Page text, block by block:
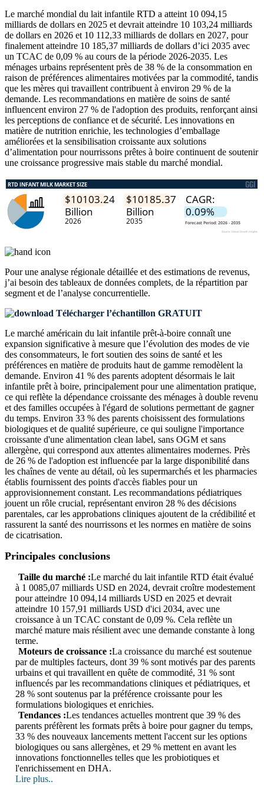
Le marché mondial du lait infantile RTD a atteint 10 094,15
milliards de dollars en 2025 et devrait atteindre 10 103,24 milliards
de dollars en 2026 et 10 112,33 milliards de dollars en 2027, pour
finalement atteindre 10 185,37 milliards de dollars d’ici 2035 avec
un TCAC de 0,09 % au cours de la période 2026-2035. Les
ménages urbains représentent près de 38 % de la consommation en
raison de préférences alimentaires motivées par la commodité, tandis
que les mères qui travaillent contribuent à environ 29 % de la
demande. Les recommandations en matière de soins de santé
influencent environ 27 % de l'adoption des produits, renforçant ainsi
les perceptions de confiance et de sécurité. Les innovations en
matière de nutrition enrichie, les technologies d’emballage
améliorées et la sensibilisation croissante aux solutions
d’alimentation pour nourrissons prêtes à boire continuent de soutenir
une croissance progressive mais stable du marché mondial.
Pour une analyse régionale détaillée et des estimations de revenus,
j’ai besoin des tableaux de données complets, de la répartition par
segment et de l’analyse concurrentielle.
Télécharger l’échantillon GRATUIT
Le marché américain du lait infantile prêt-à-boire connaît une
expansion significative à mesure que l’évolution des modes de vie
des consommateurs, le fort soutien des soins de santé et les
préférences en matière de produits haut de gamme remodèlent la
demande. Environ 41 % des parents adoptent désormais le lait
infantile prêt à boire, principalement pour une alimentation pratique,
ce qui reflète la dépendance croissante des ménages à double revenu
et des familles occupées à l'égard de solutions permettant de gagner
du temps. Environ 33 % des parents choisissent des formulations
biologiques et de qualité supérieure, ce qui souligne l'importance
croissante d'une alimentation clean label, sans OGM et sans
allergène, qui correspond aux attentes alimentaires modernes. Près
de 26 % de l'adoption est influencée par la large disponibilité dans
les chaînes de vente au détail, où les supermarchés et les pharmacies
établis fournissent des points d'accès fiables pour un
approvisionnement constant. Les recommandations pédiatriques
jouent un rôle crucial, représentant environ 28 % des décisions
parentales, car les approbations cliniques ajoutent de la crédibilité et
rassurent la santé des nourrissons et les normes en matière de soins
de cicatrisation.
Principales conclusions
Taille du marché :Le marché du lait infantile RTD était évalué
à 1 0085,07 milliards USD en 2024, devrait croître modestement
pour atteindre 10 094,14 milliards USD en 2025 et devrait
atteindre 10 157,91 milliards USD d'ici 2034, avec une
croissance à un TCAC constant de 0,09 %. Cela reflète un
marché mature mais résilient avec une demande constante à long
terme.
Moteurs de croissance :La croissance du marché est soutenue
par de multiples facteurs, dont 39 % sont motivés par des parents
urbains et qui travaillent en quête de commodité, 31 % sont
influencés par les recommandations cliniques et pédiatriques, et
28 % sont soutenus par la préférence croissante pour les
formulations biologiques et enrichies.
Tendances :Les tendances actuelles montrent que 39 % des
parents préfèrent les formats prêts à boire pour gagner du temps,
33 % des nouveaux lancements mettent l'accent sur les options
biologiques ou sans allergènes, et 29 % mettent en avant les
innovations fonctionnelles telles que les probiotiques et
l'enrichissement en DHA.
Lire plus..